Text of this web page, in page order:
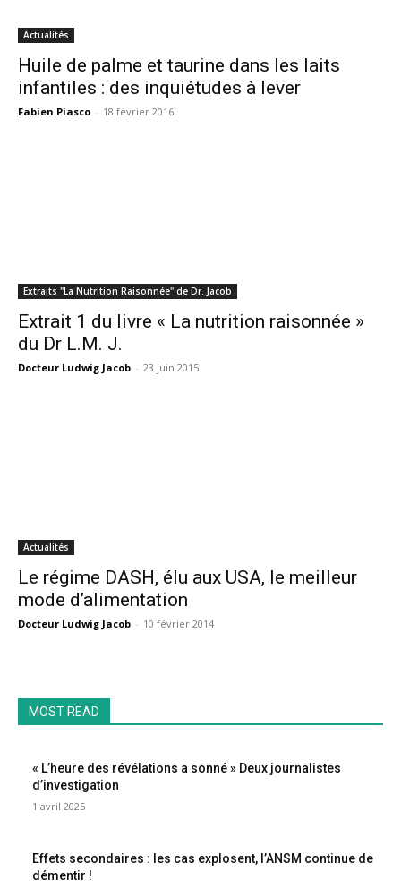
Actualités
Huile de palme et taurine dans les laits
infantiles : des inquiétudes à lever
Fabien Piasco - 18 février 2016
Extraits "La Nutrition Raisonnée" de Dr. Jacob
Extrait 1 du livre « La nutrition raisonnée »
du Dr L.M. J.
Docteur Ludwig Jacob - 23 juin 2015
Actualités
Le régime DASH, élu aux USA, le meilleur
mode d’alimentation
Docteur Ludwig Jacob - 10 février 2014
MOST READ
« L’heure des révélations a sonné » Deux journalistes
d’investigation
1 avril 2025
Effets secondaires : les cas explosent, l’ANSM continue de
démentir !